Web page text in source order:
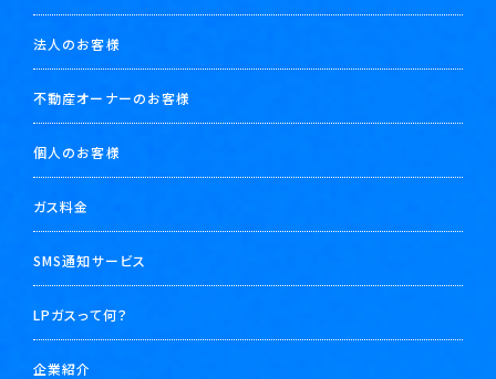
法人のお客様
不動産オーナーのお客様
個人のお客様
ガス料金
SMS通知サービス
LPガスって何？
企業紹介